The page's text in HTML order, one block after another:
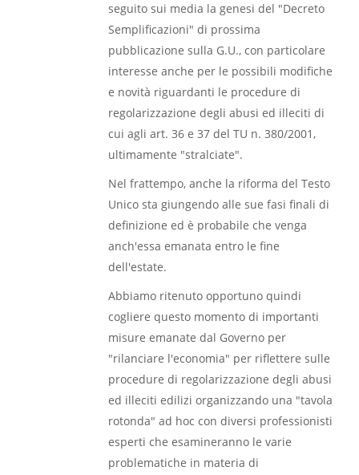
seguito sui media la genesi del "Decreto
Semplificazioni" di prossima
pubblicazione sulla G.U., con particolare
interesse anche per le possibili modifiche
e novità riguardanti le procedure di
regolarizzazione degli abusi ed illeciti di
cui agli art. 36 e 37 del TU n. 380/2001,
ultimamente "stralciate".
Nel frattempo, anche la riforma del Testo
Unico sta giungendo alle sue fasi finali di
definizione ed è probabile che venga
anch'essa emanata entro le fine
dell'estate.
Abbiamo ritenuto opportuno quindi
cogliere questo momento di importanti
misure emanate dal Governo per
"rilanciare l'economia" per riflettere sulle
procedure di regolarizzazione degli abusi
ed illeciti edilizi organizzando una "tavola
rotonda" ad hoc con diversi professionisti
esperti che esamineranno le varie
problematiche in materia di